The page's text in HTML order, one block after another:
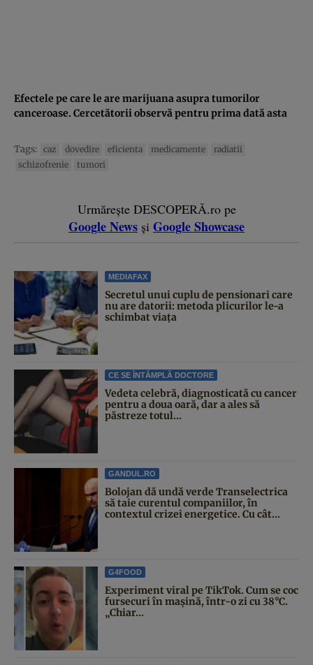
Efectele pe care le are marijuana asupra tumorilor
canceroase. Cercetătorii observă pentru prima dată asta
Tags: caz dovedire eficienta medicamente
radiatii
schizofrenie
tumori
Urmărește DESCOPERĂ.ro pe
Google News și Google Showcase
MEDIAFAX
Secretul unui cuplu de pensionari care
nu are datorii: metoda plicurilor le-a
schimbat viața
CE SE ÎNTÂMPLĂ DOCTORE
Vedeta celebră, diagnosticată cu cancer
pentru a doua oară, dar a ales să
păstreze totul...
GANDUL.RO
Bolojan dă undă verde Transelectrica
să taie curentul companiilor, în
contextul crizei energetice. Cu cât...
G4FOOD
Experiment viral pe TikTok. Cum se coc
fursecuri în mașină, într-o zi cu 38°C.
„Chiar...